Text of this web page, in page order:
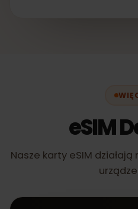
eSIM
Nasze karty eSIM